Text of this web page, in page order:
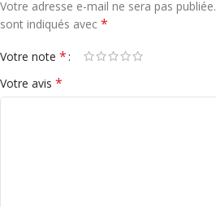
Votre adresse e-mail ne sera pas publiée.
sont indiqués avec *
Votre note *
Votre avis *